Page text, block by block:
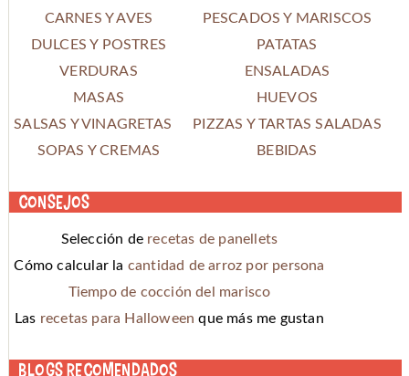
CARNES Y AVES
PESCADOS Y MARISCOS
DULCES Y POSTRES
PATATAS
VERDURAS
ENSALADAS
MASAS
HUEVOS
SALSAS Y VINAGRETAS
PIZZAS Y TARTAS SALADAS
SOPAS Y CREMAS
BEBIDAS
Consejos
Selección de recetas de panellets
Cómo calcular la cantidad de arroz por persona
Tiempo de cocción del marisco
Las recetas para Halloween que más me gustan
Blogs recomendados